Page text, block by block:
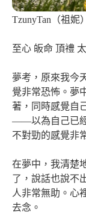
TzunyTan（祖妮
至心 皈命 頂禮
夢考，原來我今
覺非常恐怖。夢
著，同時感覺自
——以為自己已
不對勁的感覺非
在夢中，我清楚
了，說話也說不
人非常無助。心
去念。